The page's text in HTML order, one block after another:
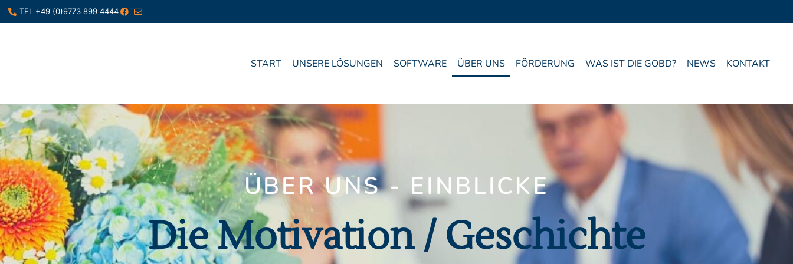
TEL +49 (0)9773 899 4444
START UNSERE LÖSUNGEN SOFTWARE ÜBER UNS FÖRDERUNG WAS IST DIE GOBD? NEWS KONTAKT
ÜBER UNS - EINBLICKE
Die Motivation / Geschichte